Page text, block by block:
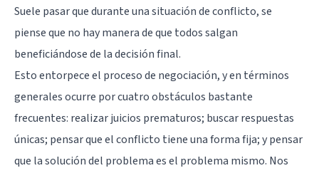
Suele pasar que durante una situación de conflicto, se
piense que no hay manera de que todos salgan
beneficiándose de la decisión final.
Esto entorpece el proceso de negociación, y en términos
generales ocurre por cuatro obstáculos bastante
frecuentes: realizar juicios prematuros; buscar respuestas
únicas; pensar que el conflicto tiene una forma fija; y pensar
que la solución del problema es el problema mismo. Nos